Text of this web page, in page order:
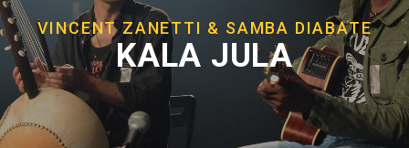
VINCENT ZANETTI & SAMBA DIABATE
KALA JULA